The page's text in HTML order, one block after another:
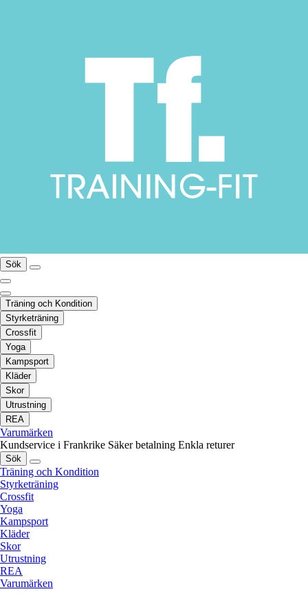
Sök
Träning och Kondition
Styrketräning
Crossfit
Yoga
Kampsport
Kläder
Skor
Utrustning
REA
Varumärken
Kundservice i Frankrike Säker betalning Enkla returer
Sök
Träning och Kondition
Styrketräning
Crossfit
Yoga
Kampsport
Kläder
Skor
Utrustning
REA
Varumärken